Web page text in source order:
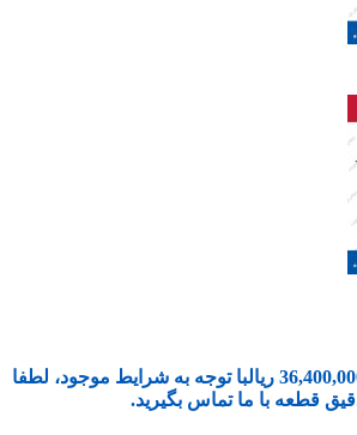
ریالبا توجه به شرایط موجود، لطفا
قطعه با ما تماس بگیرید.